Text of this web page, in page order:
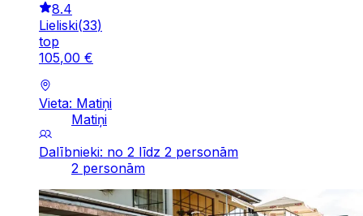
8.4
Lieliski(33)
top
105,00 €
Vieta: Matiņi
Matiņi
Dalībnieki: no 2 līdz 2 personām
2 personām